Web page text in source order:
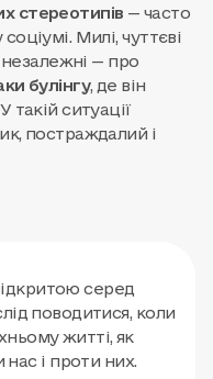
стереотипів — часто
Милі, чуттєві
незалежні — про
булінгу, де він
такій ситуації
постраждалий і
серед
поводитися, коли
житті, як
і проти них.